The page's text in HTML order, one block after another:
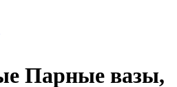
Парные вазы,